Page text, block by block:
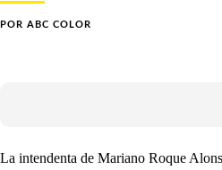
POR ABC COLOR
La intendenta de Mariano Roque